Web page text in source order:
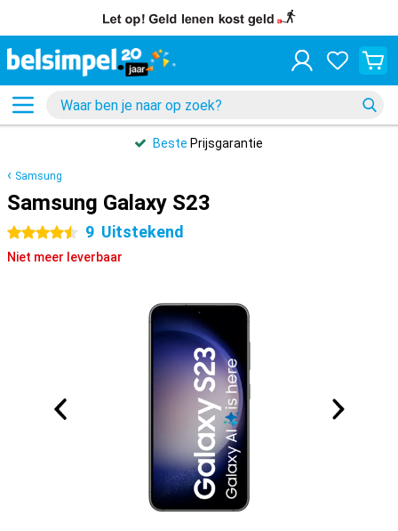
Beste Prijsgarantie
Samsung
Samsung Galaxy S23
4.5 sterren 9 Uitstekend
Niet meer leverbaar